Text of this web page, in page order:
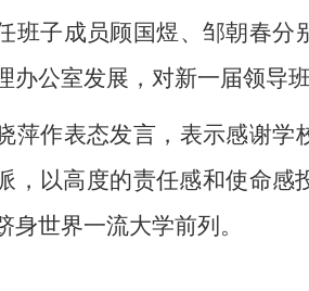
班子成员顾国煜、邹朝春分
办公室发展，对新一届领导
萍作表态发言，表示感谢学
，以高度的责任感和使命感
身世界一流大学前列。